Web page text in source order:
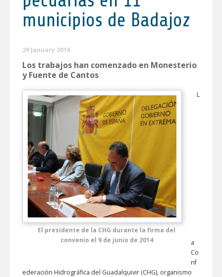
municipios de Badajoz
29 January 2016
Los trabajos han comenzado en Monesterio
y Fuente de Cantos
El presidente de la CHG durante la firma del
convenio el 9 de junio de 2014
L
a
Co
nf
ederación Hidrográfica del Guadalquivir (CHG), organismo